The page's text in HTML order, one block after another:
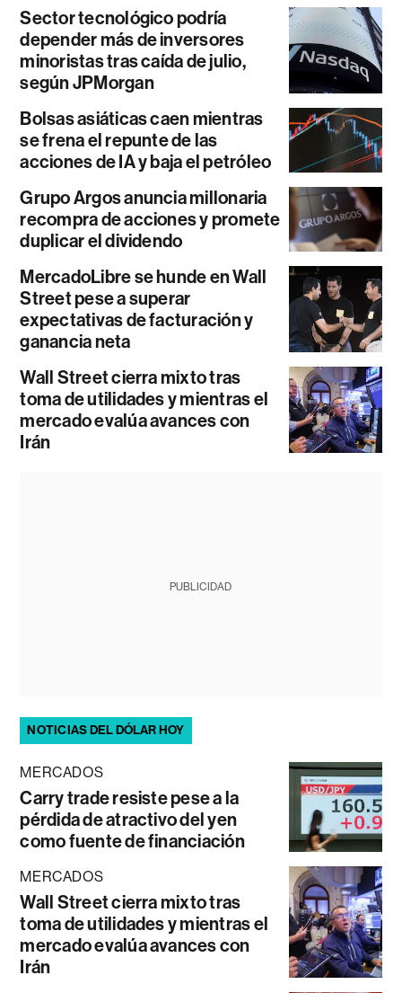
Sector tecnológico podría
depender más de inversores
minoristas tras caída de julio,
según JPMorgan
Bolsas asiáticas caen mientras
se frena el repunte de las
acciones de IA y baja el petróleo
Grupo Argos anuncia millonaria
recompra de acciones y promete
duplicar el dividendo
MercadoLibre se hunde en Wall
Street pese a superar
expectativas de facturación y
ganancia neta
Wall Street cierra mixto tras
toma de utilidades y mientras el
mercado evalúa avances con
Irán
PUBLICIDAD
NOTICIAS DEL DÓLAR HOY
MERCADOS
Carry trade resiste pese a la
pérdida de atractivo del yen
como fuente de financiación
MERCADOS
Wall Street cierra mixto tras
toma de utilidades y mientras el
mercado evalúa avances con
Irán